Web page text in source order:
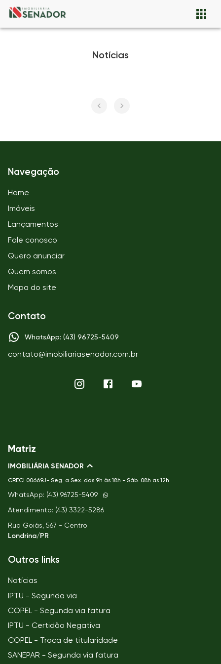
Notícias
Navegação
Home
Imóveis
Lançamentos
Fale conosco
Quero anunciar
Quem somos
Mapa do site
Contato
WhatsApp: (43) 96725-5409
contato@imobiliariasenador.com.br
Matriz
IMOBILIÁRIA SENADOR
CRECI 00669J- Seg. a Sex. das 9h às 18h - Sáb. 08h as 12h
WhatsApp: (43) 96725-5409
Atendimento: (43) 3322-5286
Rua Goiás, 567 - Centro
Londrina/PR
Outros links
Notícias
IPTU - Segunda via
COPEL - Segunda via fatura
IPTU - Certidão Negativa
COPEL - Troca de titularidade
SANEPAR - Segunda via fatura